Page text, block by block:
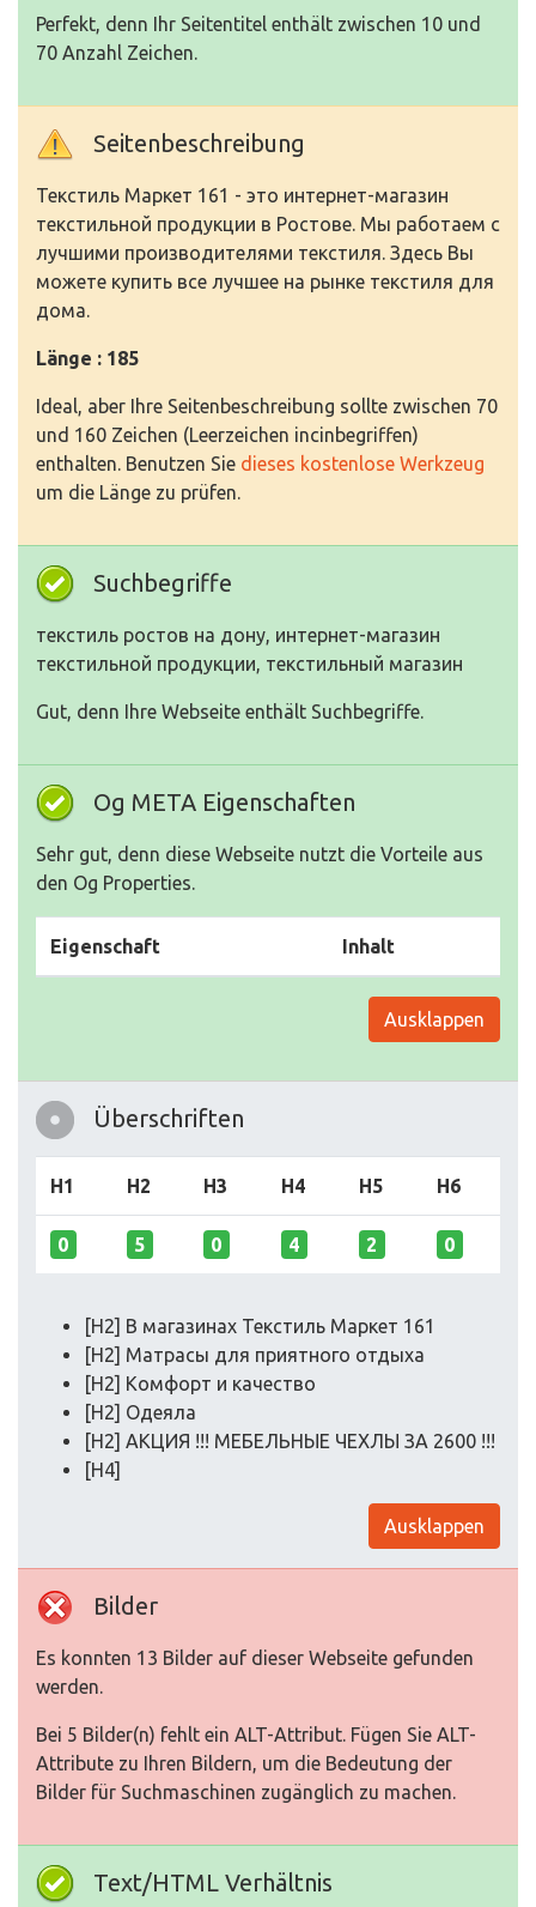
Perfekt, denn Ihr Seitentitel enthält zwischen 10 und
70 Anzahl Zeichen.
Seitenbeschreibung
Текстиль Маркет 161 - это интернет-магазин
текстильной продукции в Ростове. Мы работаем с
лучшими производителями текстиля. Здесь Вы
можете купить все лучшее на рынке текстиля для
дома.
Länge : 185
Ideal, aber Ihre Seitenbeschreibung sollte zwischen 70
und 160 Zeichen (Leerzeichen incinbegriffen)
enthalten. Benutzen Sie dieses kostenlose Werkzeug
um die Länge zu prüfen.
Suchbegriffe
текстиль ростов на дону, интернет-магазин
текстильной продукции, текстильный магазин
Gut, denn Ihre Webseite enthält Suchbegriffe.
Og META Eigenschaften
Sehr gut, denn diese Webseite nutzt die Vorteile aus
den Og Properties.
Eigenschaft Inhalt
Ausklappen
Überschriften
H1 H2 H3 H4 H5 H6
0 5 0 4 2 0
[H2] В магазинах Текстиль Маркет 161
[H2] Матрасы для приятного отдыха
[H2] Комфорт и качество
[H2] Одеяла
[H2] АКЦИЯ !!! МЕБЕЛЬНЫЕ ЧЕХЛЫ ЗА 2600 !!!
[H4]
Ausklappen
Bilder
Es konnten 13 Bilder auf dieser Webseite gefunden
werden.
Bei 5 Bilder(n) fehlt ein ALT-Attribut. Fügen Sie ALT-
Attribute zu Ihren Bildern, um die Bedeutung der
Bilder für Suchmaschinen zugänglich zu machen.
Text/HTML Verhältnis